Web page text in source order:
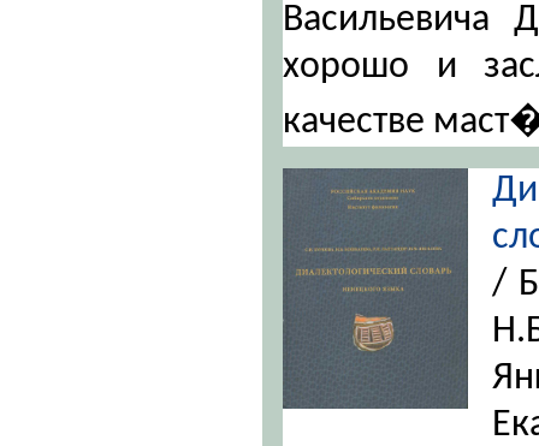
Васильевича
хорошо и
качестве
/